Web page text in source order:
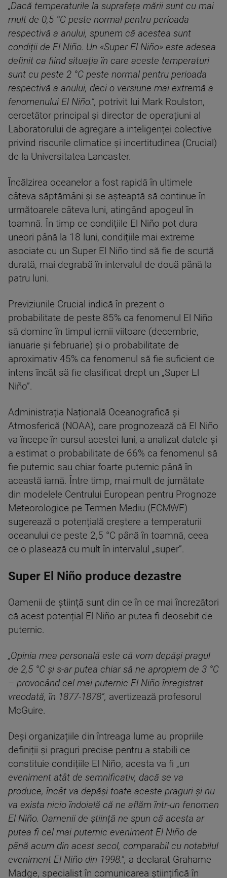
„Dacă temperaturile la suprafața mării sunt cu mai
mult de 0,5 °C peste normal pentru perioada
respectivă a anului, spunem că acestea sunt
condiții de El Niño. Un «Super El Niño» este adesea
definit ca fiind situația în care aceste temperaturi
sunt cu peste 2 °C peste normal pentru perioada
respectivă a anului, deci o versiune mai extremă a
fenomenului El Niño.”, potrivit lui Mark Roulston,
cercetător principal și director de operațiuni al
Laboratorului de agregare a inteligenței colective
privind riscurile climatice și incertitudinea (Crucial)
de la Universitatea Lancaster.
Încălzirea oceanelor a fost rapidă în ultimele
câteva săptămâni și se așteaptă să continue în
următoarele câteva luni, atingând apogeul în
toamnă. În timp ce condițiile El Niño pot dura
uneori până la 18 luni, condițiile mai extreme
asociate cu un Super El Niño tind să fie de scurtă
durată, mai degrabă în intervalul de două până la
patru luni.
Previziunile Crucial indică în prezent o
probabilitate de peste 85% ca fenomenul El Niño
să domine în timpul iernii viitoare (decembrie,
ianuarie și februarie) și o probabilitate de
aproximativ 45% ca fenomenul să fie suficient de
intens încât să fie clasificat drept un „Super El
Niño”.
Administrația Națională Oceanografică și
Atmosferică (NOAA), care prognozează că El Niño
va începe în cursul acestei luni, a analizat datele și
a estimat o probabilitate de 66% ca fenomenul să
fie puternic sau chiar foarte puternic până în
această iarnă. Între timp, mai mult de jumătate
din modelele Centrului European pentru Prognoze
Meteorologice pe Termen Mediu (ECMWF)
sugerează o potențială creștere a temperaturii
oceanului de peste 2,5 °C până în toamnă, ceea
ce o plasează cu mult în intervalul „super”.
Super El Niño produce dezastre
Oamenii de știință sunt din ce în ce mai încrezători
că acest potențial El Niño ar putea fi deosebit de
puternic.
„Opinia mea personală este că vom depăși pragul
de 2,5 °C și s-ar putea chiar să ne apropiem de 3 °C
– provocând cel mai puternic El Niño înregistrat
vreodată, în 1877-1878”, avertizează profesorul
McGuire.
Deși organizațiile din întreaga lume au propriile
definiții și praguri precise pentru a stabili ce
constituie condițiile El Niño, acesta va fi „un
eveniment atât de semnificativ, dacă se va
produce, încât va depăși toate aceste praguri și nu
va exista nicio îndoială că ne aflăm într-un fenomen
El Niño. Oamenii de știință ne spun că acesta ar
putea fi cel mai puternic eveniment El Niño de
până acum din acest secol, comparabil cu notabilul
eveniment El Niño din 1998.”, a declarat Grahame
Madge, specialist în comunicarea științifică în